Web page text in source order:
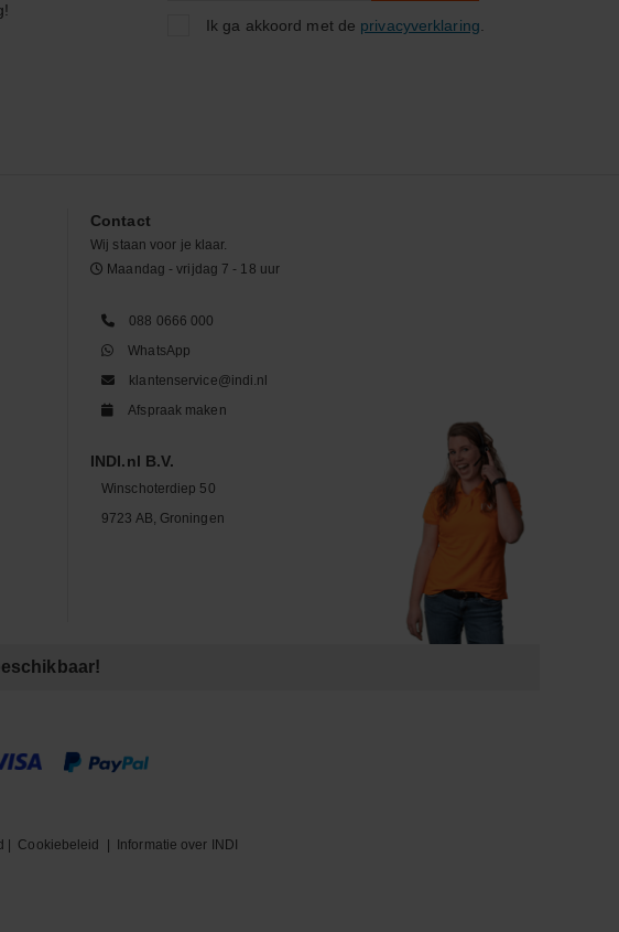
Ik ga akkoord met de privacyverklaring
Contact
Wij staan voor je klaar.
Maandag - vrijdag 7 - 18 uur
088 0666 000
WhatsApp
klantenservice@indi.nl
Afspraak maken
INDI.nl B.V.
Winschoterdiep 50
9723 AB, Groningen
Cookiebeleid Informatie over INDI